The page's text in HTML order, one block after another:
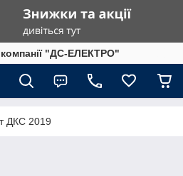
"ДС-ЕЛЕКТРО"
ДКС 2019